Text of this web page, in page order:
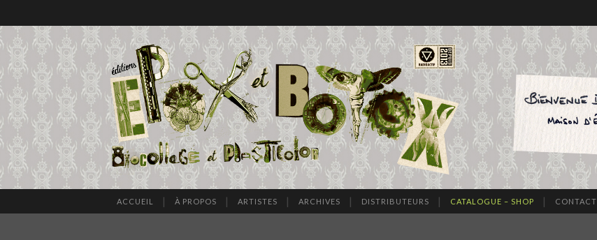
ACCUEIL À PROPOS ARTISTES ARCHIVES DISTRIBUTEURS CATALOGUE – SHOP CONTACT